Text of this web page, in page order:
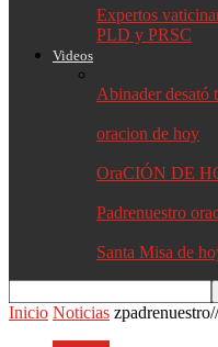
Expertos
PLD y PRSC
Videos
Abinader desató
oracion de hoy
OraCIÓN DE
Padrenuestro
Santa Misa de
Inicio Noticias